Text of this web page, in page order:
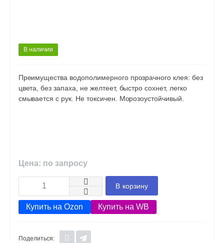
В наличии
Преимущества водополимерного прозрачного клея: без
цвета, без запаха, не желтеет, быстро сохнет, легко
смывается с рук. Не токсичен. Морозоустойчивый.
Цена: по запросу
В корзину
Купить на Ozon Купить на WB
Поделиться: